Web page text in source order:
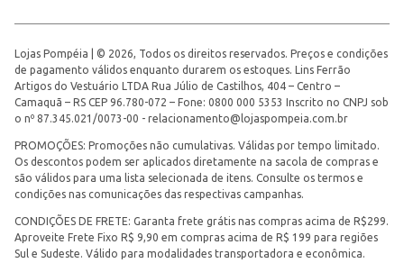
Lojas Pompéia | © 2026, Todos os direitos reservados. Preços e condições
de pagamento válidos enquanto durarem os estoques. Lins Ferrão
Artigos do Vestuário LTDA Rua Júlio de Castilhos, 404 – Centro –
Camaquã – RS CEP 96.780-072 – Fone: 0800 000 5353 Inscrito no CNPJ sob
o nº 87.345.021/0073-00 - relacionamento@lojaspompeia.com.br
PROMOÇÕES: Promoções não cumulativas. Válidas por tempo limitado.
Os descontos podem ser aplicados diretamente na sacola de compras e
são válidos para uma lista selecionada de itens. Consulte os termos e
condições nas comunicações das respectivas campanhas.
CONDIÇÕES DE FRETE: Garanta frete grátis nas compras acima de R$299.
Aproveite Frete Fixo R$ 9,90 em compras acima de R$ 199 para regiões
Sul e Sudeste. Válido para modalidades transportadora e econômica.